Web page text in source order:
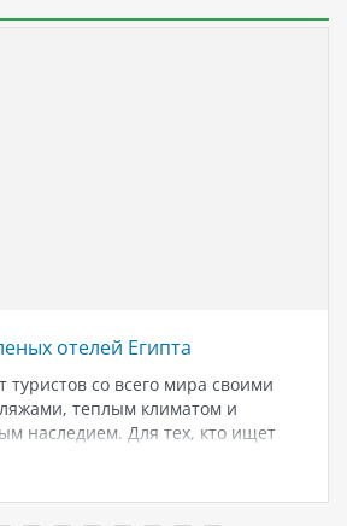
отелей Египта
туристов со всего мира своими
теплым климатом и
наследием. Для тех, кто ищет
и спокойствием, окруженным